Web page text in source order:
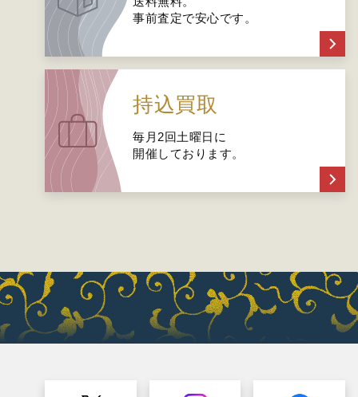
事前査定で安心です。
持込買取
毎月2回土曜日に
開催しております。